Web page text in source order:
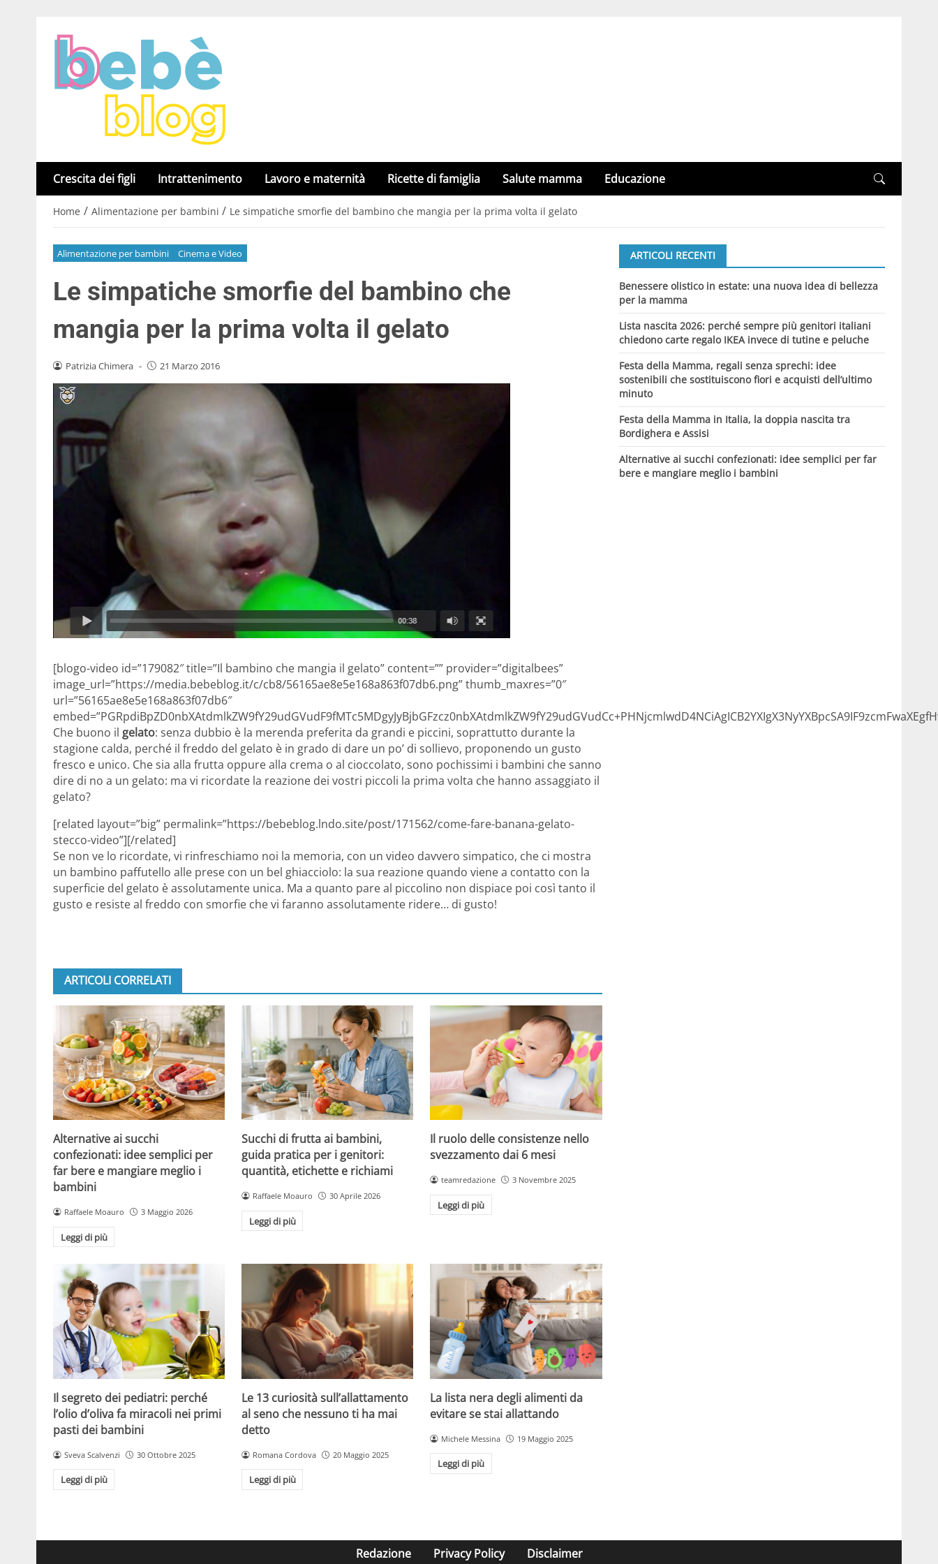
Crescita dei figli Intrattenimento Lavoro e maternità Ricette di famiglia Salute mamma Educazione
Home / Alimentazione per bambini / Le simpatiche smorfie del bambino che mangia per la prima volta il gelato
Alimentazione per bambini Cinema e Video
Le simpatiche smorfie del bambino che
mangia per la prima volta il gelato
Patrizia Chimera - 21 Marzo 2016
[blogo-video id=”179082″ title=”Il bambino che mangia il gelato” content=”” provider=”digitalbees”
image_url=”https://media.bebeblog.it/c/cb8/56165ae8e5e168a863f07db6.png” thumb_maxres=”0″
url=”56165ae8e5e168a863f07db6″
Che buono il gelato: senza dubbio è la merenda preferita da grandi e piccini, soprattutto durante la
stagione calda, perché il freddo del gelato è in grado di dare un po’ di sollievo, proponendo un gusto
fresco e unico. Che sia alla frutta oppure alla crema o al cioccolato, sono pochissimi i bambini che sanno
dire di no a un gelato: ma vi ricordate la reazione dei vostri piccoli la prima volta che hanno assaggiato il
gelato?
[related layout=”big” permalink=”https://bebeblog.lndo.site/post/171562/come-fare-banana-gelato-
stecco-video”][/related]
Se non ve lo ricordate, vi rinfreschiamo noi la memoria, con un video davvero simpatico, che ci mostra
un bambino paffutello alle prese con un bel ghiacciolo: la sua reazione quando viene a contatto con la
superficie del gelato è assolutamente unica. Ma a quanto pare al piccolino non dispiace poi così tanto il
gusto e resiste al freddo con smorfie che vi faranno assolutamente ridere… di gusto!
ARTICOLI CORRELATI
Alternative ai succhi
confezionati: idee semplici per
far bere e mangiare meglio i
bambini
Raffaele Moauro 3 Maggio 2026
Leggi di più
Succhi di frutta ai bambini,
guida pratica per i genitori:
quantità, etichette e richiami
Raffaele Moauro 30 Aprile 2026
Leggi di più
Il ruolo delle consistenze nello
svezzamento dai 6 mesi
teamredazione 3 Novembre 2025
Leggi di più
Il segreto dei pediatri: perché
l’olio d’oliva fa miracoli nei primi
pasti dei bambini
Sveva Scalvenzi 30 Ottobre 2025
Leggi di più
Le 13 curiosità sull’allattamento
al seno che nessuno ti ha mai
detto
Romana Cordova 20 Maggio 2025
Leggi di più
La lista nera degli alimenti da
evitare se stai allattando
Michele Messina 19 Maggio 2025
Leggi di più
ARTICOLI RECENTI
Benessere olistico in estate: una nuova idea di bellezza
per la mamma
Lista nascita 2026: perché sempre più genitori italiani
chiedono carte regalo IKEA invece di tutine e peluche
Festa della Mamma, regali senza sprechi: idee
sostenibili che sostituiscono fiori e acquisti dell’ultimo
minuto
Festa della Mamma in Italia, la doppia nascita tra
Bordighera e Assisi
Alternative ai succhi confezionati: idee semplici per far
bere e mangiare meglio i bambini
Redazione Privacy Policy Disclaimer